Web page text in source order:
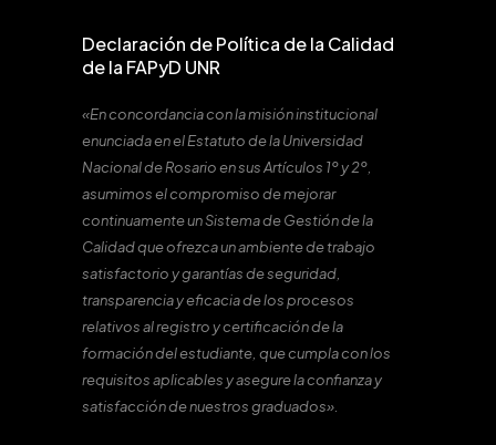
Declaración de Política de la Calidad
de la FAPyD UNR
«En concordancia con la misión institucional
enunciada en el Estatuto de la Universidad
Nacional de Rosario en sus Artículos 1º y 2º,
asumimos el compromiso de mejorar
continuamente un Sistema de Gestión de la
Calidad que ofrezca un ambiente de trabajo
satisfactorio y garantías de seguridad,
transparencia y eficacia de los procesos
relativos al registro y certificación de la
formación del estudiante, que cumpla con los
requisitos aplicables y asegure la confianza y
satisfacción de nuestros graduados».